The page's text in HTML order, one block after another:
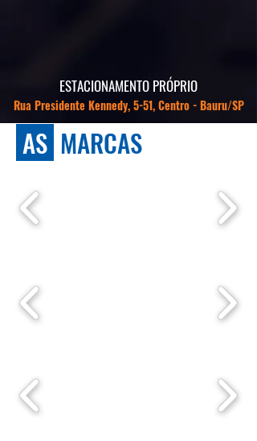
ESTACIONAMENTO PRÓPRIO
Rua Presidente Kennedy, 5-51, Centro - Bauru/SP
AS MARCAS